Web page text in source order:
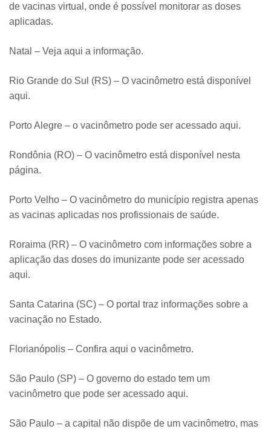
de vacinas virtual, onde é possível monitorar as doses
aplicadas.
Natal – Veja aqui a informação.
Rio Grande do Sul (RS) – O vacinômetro está disponível
aqui.
Porto Alegre – o vacinômetro pode ser acessado aqui.
Rondônia (RO) – O vacinômetro está disponível nesta
página.
Porto Velho – O vacinômetro do município registra apenas
as vacinas aplicadas nos profissionais de saúde.
Roraima (RR) – O vacinômetro com informações sobre a
aplicação das doses do imunizante pode ser acessado
aqui.
Santa Catarina (SC) – O portal traz informações sobre a
vacinação no Estado.
Florianópolis – Confira aqui o vacinômetro.
São Paulo (SP) – O governo do estado tem um
vacinômetro que pode ser acessado aqui.
São Paulo – a capital não dispõe de um vacinômetro, mas